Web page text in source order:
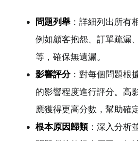
問題列舉：詳細列出所有
例如顧客抱怨、訂單疏漏
等，確保無遺漏。
影響評分：對每個問題根
的影響程度進行評分。高
應獲得更高分數，幫助確
根本原因歸類：深入分析